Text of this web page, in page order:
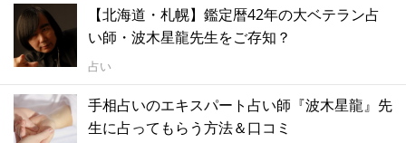
【北海道・札幌】鑑定暦42年の大ベテラン占
い師・波木星龍先生をご存知？
占い
手相占いのエキスパート占い師『波木星龍』先
生に占ってもらう方法＆口コミ